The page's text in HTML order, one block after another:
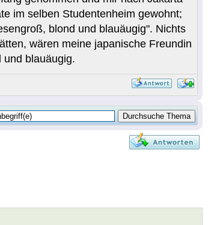
im selben Studentenheim gewohnt;
blond und blauäugig". Nichts
wären meine japanische Freundin
und blauäugig.